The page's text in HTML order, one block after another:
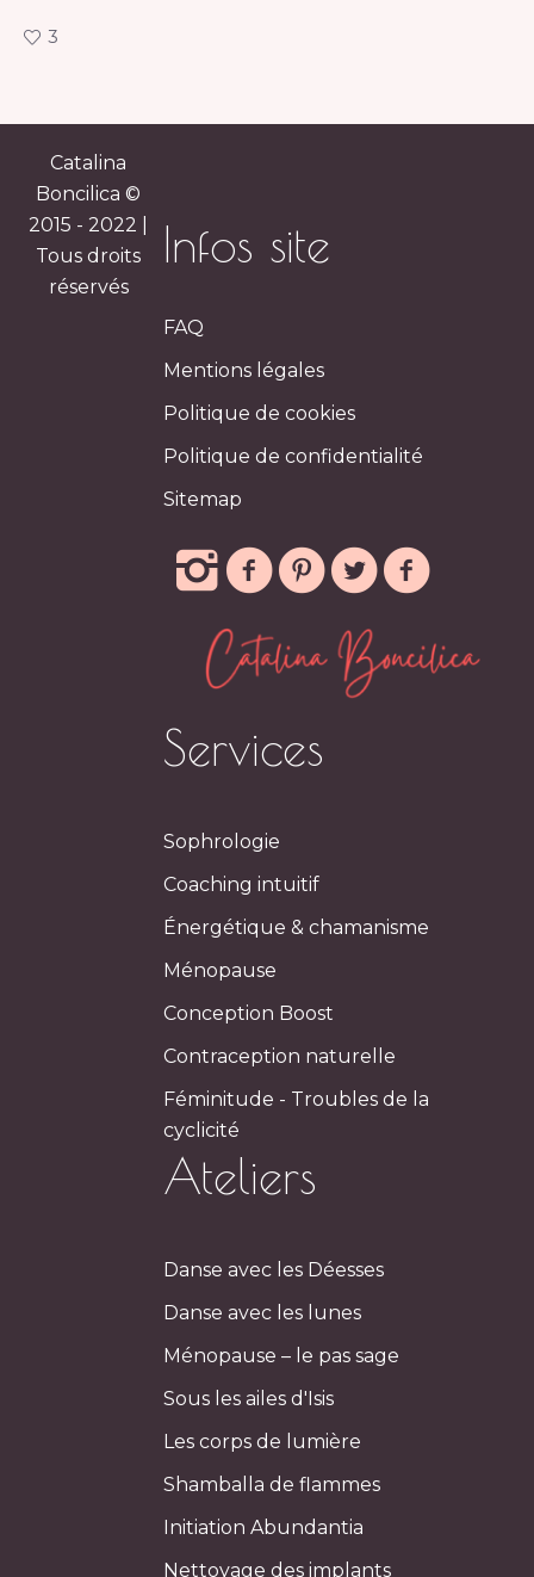
3
Infos site
FAQ
Mentions légales
Politique de cookies
Politique de confidentialité
Sitemap
Services
Sophrologie
Coaching intuitif
Énergétique & chamanisme
Ménopause
Conception Boost
Contraception naturelle
Féminitude - Troubles de la
cyclicité
Ateliers
Danse avec les Déesses
Danse avec les lunes
Ménopause – le pas sage
Sous les ailes d'Isis
Les corps de lumière
Shamballa de flammes
Initiation Abundantia
Nettoyage des implants
Catalina
Boncilica ©
2015 - 2022 |
Tous droits
réservés